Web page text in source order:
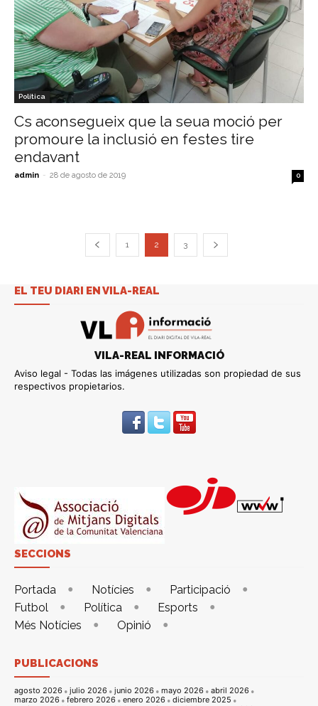
Política
Cs aconsegueix que la seua moció per
promoure la inclusió en festes tire
endavant
admin - 28 de agosto de 2019 0
1 2 3
EL TEU DIARI EN VILA-REAL
VILA-REAL INFORMACIÓ
Aviso legal - Todas las imágenes utilizadas son propiedad de sus
respectivos propietarios.
SECCIONS
Portada Notícies
Participació
Futbol
Política
Esports
Més Notícies
Opinió
PUBLICACIONS
agosto 2026 julio 2026 junio 2026 mayo 2026
abril 2026
marzo 2026
febrero 2026 enero 2026
diciembre 2025